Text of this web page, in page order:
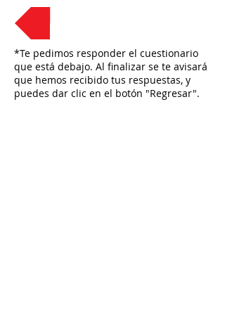
*Te pedimos responder el cuestionario
que está debajo. Al finalizar se te avisará
que hemos recibido tus respuestas, y
puedes dar clic en el botón "Regresar".